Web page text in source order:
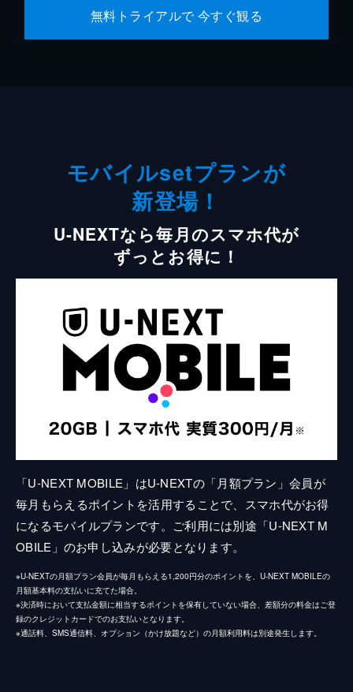
無料トライアルで 今すぐ観る
モバイルsetプランが
新登場！
U-NEXTなら毎月のスマホ代が
ずっとお得に！
「U-NEXT MOBILE」はU-NEXTの「月額プラン」会員が
毎月もらえるポイントを活用することで、スマホ代がお得
になるモバイルプランです。ご利用には別途「U-NEXT M
OBILE」のお申し込みが必要となります。
※U-NEXTの月額プラン会員が毎月もらえる1,200円分のポイントを、U-NEXT MOBILEの
月額基本料の支払いに充てた場合。
※決済時において支払金額に相当するポイントを保有していない場合、差額分の料金はご登
録のクレジットカードでのお支払いとなります。
※通話料、SMS通信料、オプション（かけ放題など）の月額利用料は別途発生します。